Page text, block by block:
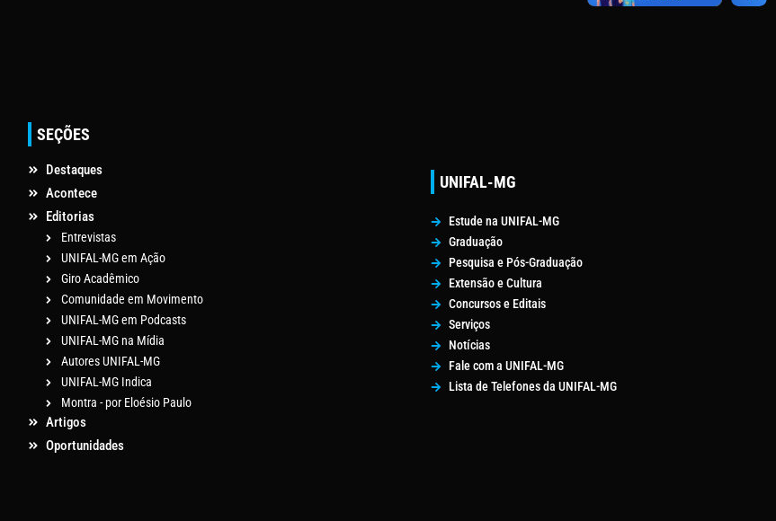
SEÇÕES
Destaques
Acontece
Editorias
Entrevistas
UNIFAL-MG em Ação
Giro Acadêmico
Comunidade em Movimento
UNIFAL-MG em Podcasts
UNIFAL-MG na Mídia
Autores UNIFAL-MG
UNIFAL-MG Indica
Montra - por Eloésio Paulo
Artigos
Oportunidades
UNIFAL-MG
Estude na UNIFAL-MG
Graduação
Pesquisa e Pós-Graduação
Extensão e Cultura
Concursos e Editais
Serviços
Notícias
Fale com a UNIFAL-MG
Lista de Telefones da UNIFAL-MG